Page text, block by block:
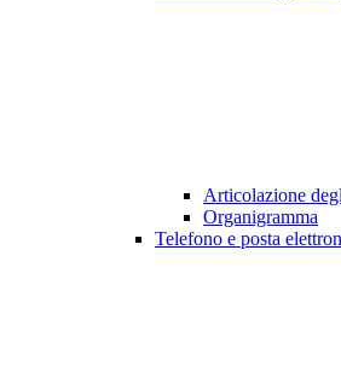
Articolazione
Organigramma
Telefono e posta